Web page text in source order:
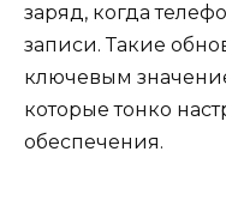
заряд, когда
записи. Такие
ключевым
которые тонко
обеспечения.